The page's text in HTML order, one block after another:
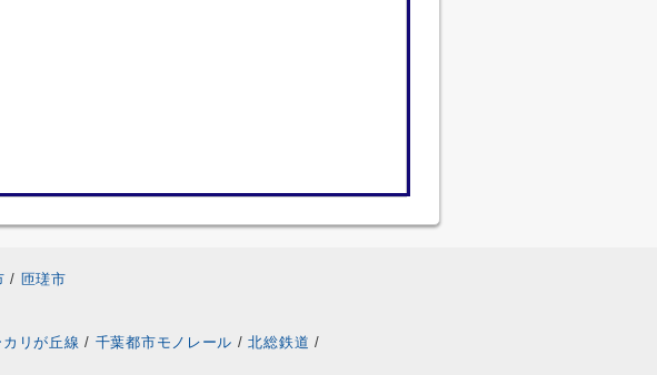
/ 匝瑳市
リが丘線 / 千葉都市モノレール / 北総鉄道 /